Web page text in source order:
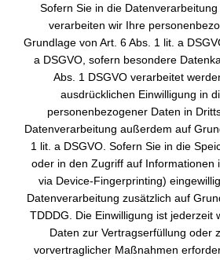
Sofern Sie in die
verarbeiten wir Ihre
Grundlage von Art. 6 Abs. 1 lit. a
a DSGVO, sofern besondere
Abs. 1 DSGVO verarbeitet
ausdrücklichen Einwilligung in
personenbezogener Daten in
Datenverarbeitung außerdem auf
1 lit. a DSGVO. Sofern Sie in die
oder in den Zugriff auf Informationen
via Device-Fingerprinting)
Datenverarbeitung zusätzlich auf
TDDDG. Die Einwilligung ist jederzeit
Daten zur Vertragserfüllung oder
vorvertraglicher Maßnahmen